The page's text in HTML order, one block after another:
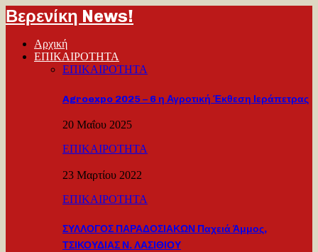
Βερενίκη News!
Αρχική
ΕΠΙΚΑΙΡΟΤΗΤΑ
ΕΠΙΚΑΙΡΟΤΗΤΑ
Agroexpo 2025 – 6 η Αγροτική Έκθεση Ιεράπετρας
20 Μαΐου 2025
ΕΠΙΚΑΙΡΟΤΗΤΑ
23 Μαρτίου 2022
ΕΠΙΚΑΙΡΟΤΗΤΑ
ΣΥΛΛΟΓΟΣ ΠΑΡΑΔΟΣΙΑΚΩΝ Παχειά Άμμος,
ΤΣΙΚΟΥΔΙΑΣ Ν. ΛΑΣΙΘΙΟΥ